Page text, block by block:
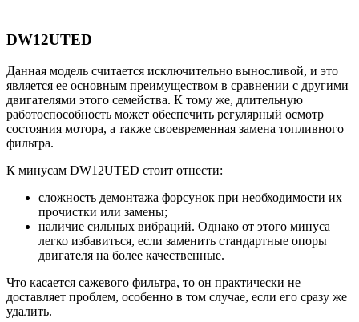
DW12UTED
Данная модель считается исключительно выносливой, и это
является ее основным преимуществом в сравнении с другими
двигателями этого семейства. К тому же, длительную
работоспособность может обеспечить регулярный осмотр
состояния мотора, а также своевременная замена топливного
фильтра.
К минусам DW12UTED стоит отнести:
сложность демонтажа форсунок при необходимости их
прочистки или замены;
наличие сильных вибраций. Однако от этого минуса
легко избавиться, если заменить стандартные опоры
двигателя на более качественные.
Что касается сажевого фильтра, то он практически не
доставляет проблем, особенно в том случае, если его сразу же
удалить.